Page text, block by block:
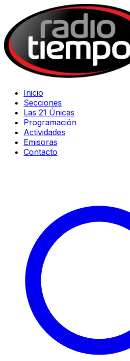
Inicio
Secciones
Las 21 Únicas
Programación
Actividades
Emisoras
Contacto